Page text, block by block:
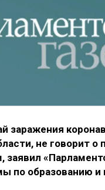
заражения
не говорит
заявил
по образованию и